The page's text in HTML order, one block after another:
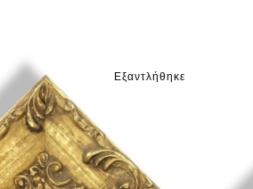
Εξαντλήθηκε